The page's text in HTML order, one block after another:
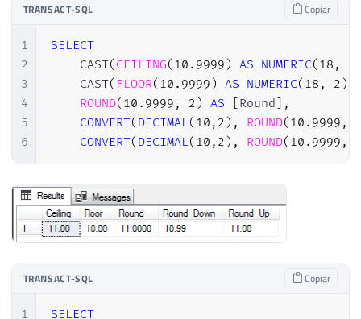
TRANSACT-SQL Copiar
1
2
3
4
5
6
SELECT
    CAST
( CEILING( 10.9999 ) AS NUMERIC( 18 ,
    CAST
( FLOOR( 10.9999 ) AS NUMERIC( 18 , 2 )
ROUND( 10.9999 , 2 ) AS [Round] ,
CONVERT( DECIMAL( 10 , 2 ) , ROUND( 10.9999 ,
CONVERT( DECIMAL( 10 , 2 ) , ROUND( 10.9999 ,
TRANSACT-SQL Copiar
1
SELECT